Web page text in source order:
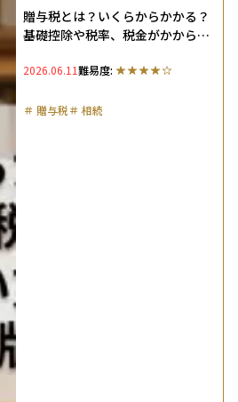
贈与税とは？いくらからかかる？
基礎控除や税率、税金がかからな
2026.06.11難易度:
＃ 贈与税＃ 相続